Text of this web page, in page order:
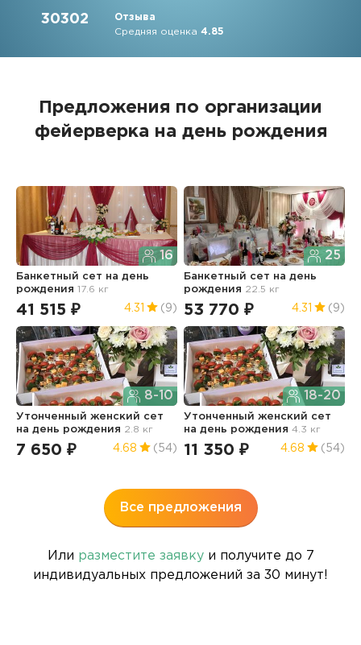
30302
Отзыва
Средняя оценка4.85
Предложения по организации
фейерверка на день рождения
16
Банкетный сет на день
рождения 17.6 кг
41 515 ₽ 4.31 (9)
25
Банкетный сет на день
рождения 22.5 кг
53 770 ₽ 4.31 (9)
8-10
Утонченный женский сет
на день рождения 2.8 кг
7 650 ₽ 4.68 (54)
18-20
Утонченный женский сет
на день рождения 4.3 кг
11 350 ₽ 4.68 (54)
Все предложения
Или разместите заявкуи получите до 7
индивидуальных предложений за 30 минут!